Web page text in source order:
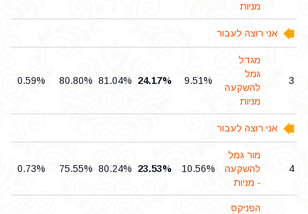
מניות
אני רוצה לעבור
3
מגדל
גמל
להשקעה
מניות
9.51%
24.17%
81.04%
80.80%
0.59%
אני רוצה לעבור
4
מור גמל
להשקעה
- מניות
10.56%
23.53%
80.24%
75.55%
0.73%
הפניקס